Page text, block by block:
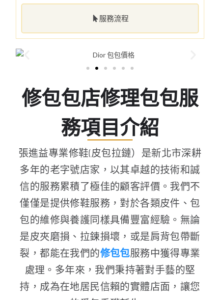
服務流程
修包包店修理包包服
務項目介紹
張進益專業修鞋(皮包拉鏈）是新北市深耕
多年的老字號店家，以其卓越的技術和誠
信的服務累積了極佳的顧客評價。我們不
僅僅是提供修鞋服務，對於各類皮件、包
包的維修與養護同樣具備豐富經驗。無論
是皮夾磨損、拉鍊損壞，或是肩背包帶斷
裂，都能在我們的修包包服務中獲得專業
處理。多年來，我們秉持著對手藝的堅
持，成為在地居民信賴的實體店面，讓您